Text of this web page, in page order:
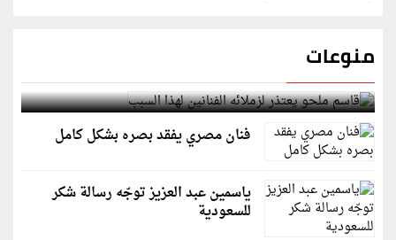
منوعات
قاسم ملحو يعتذر لزملائه الفنانين لهذا السبب
فنان مصري يفقد بصره بشكل كامل
ياسمين عبد العزيز توجّه رسالة شكر
للسعودية